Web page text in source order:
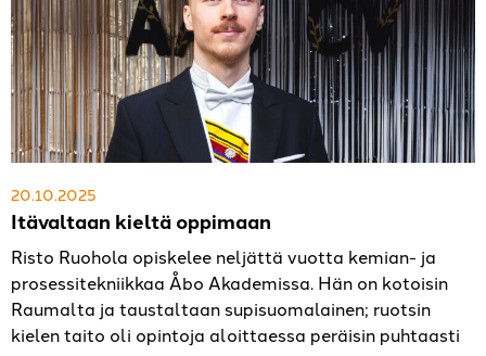
Itävaltaan kieltä oppimaan
20.10.2025
Risto Ruohola opiskelee neljättä vuotta kemian- ja
prosessitekniikkaa Åbo Akademissa. Hän on kotoisin
Raumalta ja taustaltaan supisuoma­lainen; ruotsin
kielen taito oli opintoja aloittaessa peräisin puhtaasti